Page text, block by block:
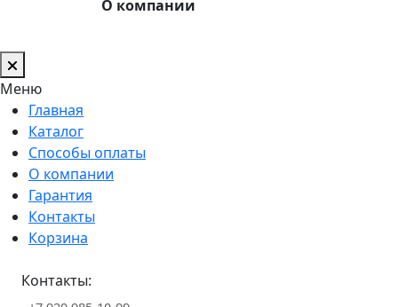
О компании
Меню
Главная
Каталог
Способы оплаты
О компании
Гарантия
Контакты
Корзина
Контакты: